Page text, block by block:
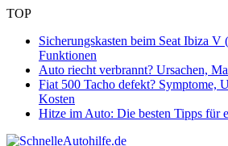
TOP
Sicherungskasten beim Seat Ibiza
Funktionen
Auto riecht verbrannt? Ursachen,
Fiat 500 Tacho defekt? Symptome,
Kosten
Hitze im Auto: Die besten Tipps für